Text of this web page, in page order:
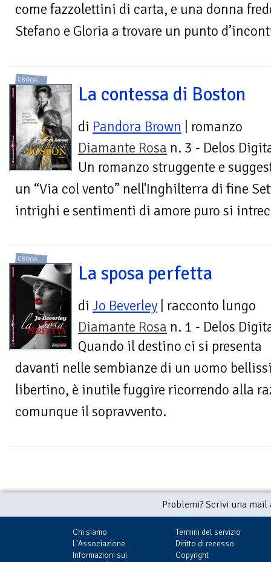
come fazzolettini di carta, e una donna
Stefano e Gloria a trovare un punto
EBOOK
La contessa di Boston
di Pandora Brown | romanzo
Diamante Rosa n. 3 - Delos
Un romanzo struggente e
un “Via col vento” nell'Inghilterra di fine
intrighi e sentimenti di amore puro si
EBOOK
La sposa perfetta
di Jo Beverley | racconto lungo
Diamante Rosa n. 1 - Delos
Quando il destino ci si presenta
davanti nelle sembianze di un uomo
libertino, è inutile fuggire ricorrendo alla
comunque il sopravvento.
Problemi? Scrivi una
Chi siamo
L'Associazione
Informazioni sui
Termini del servizio
Diritto di recesso
Copyright